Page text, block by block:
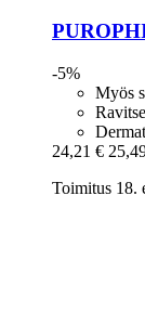
-5%
Myös
24,21 €
Toimitus 18.